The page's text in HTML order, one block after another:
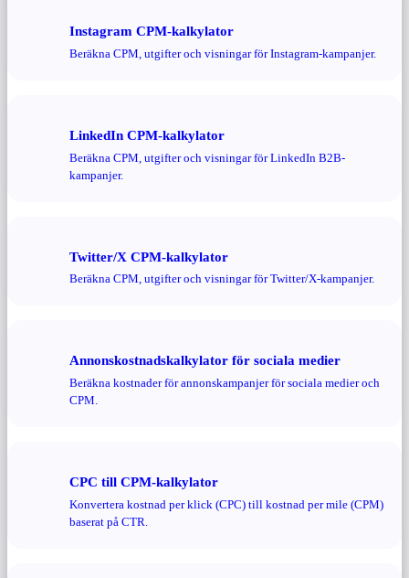
Instagram CPM-kalkylator
Beräkna CPM, utgifter och visningar för Instagram-kampanjer.
LinkedIn CPM-kalkylator
Beräkna CPM, utgifter och visningar för LinkedIn B2B-
kampanjer.
Twitter/X CPM-kalkylator
Beräkna CPM, utgifter och visningar för Twitter/X-kampanjer.
Annonskostnadskalkylator för sociala medier
Beräkna kostnader för annonskampanjer för sociala medier och
CPM.
CPC till CPM-kalkylator
Konvertera kostnad per klick (CPC) till kostnad per mile (CPM)
baserat på CTR.